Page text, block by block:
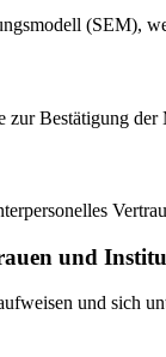
(SEM),
Bestätigung
und
und